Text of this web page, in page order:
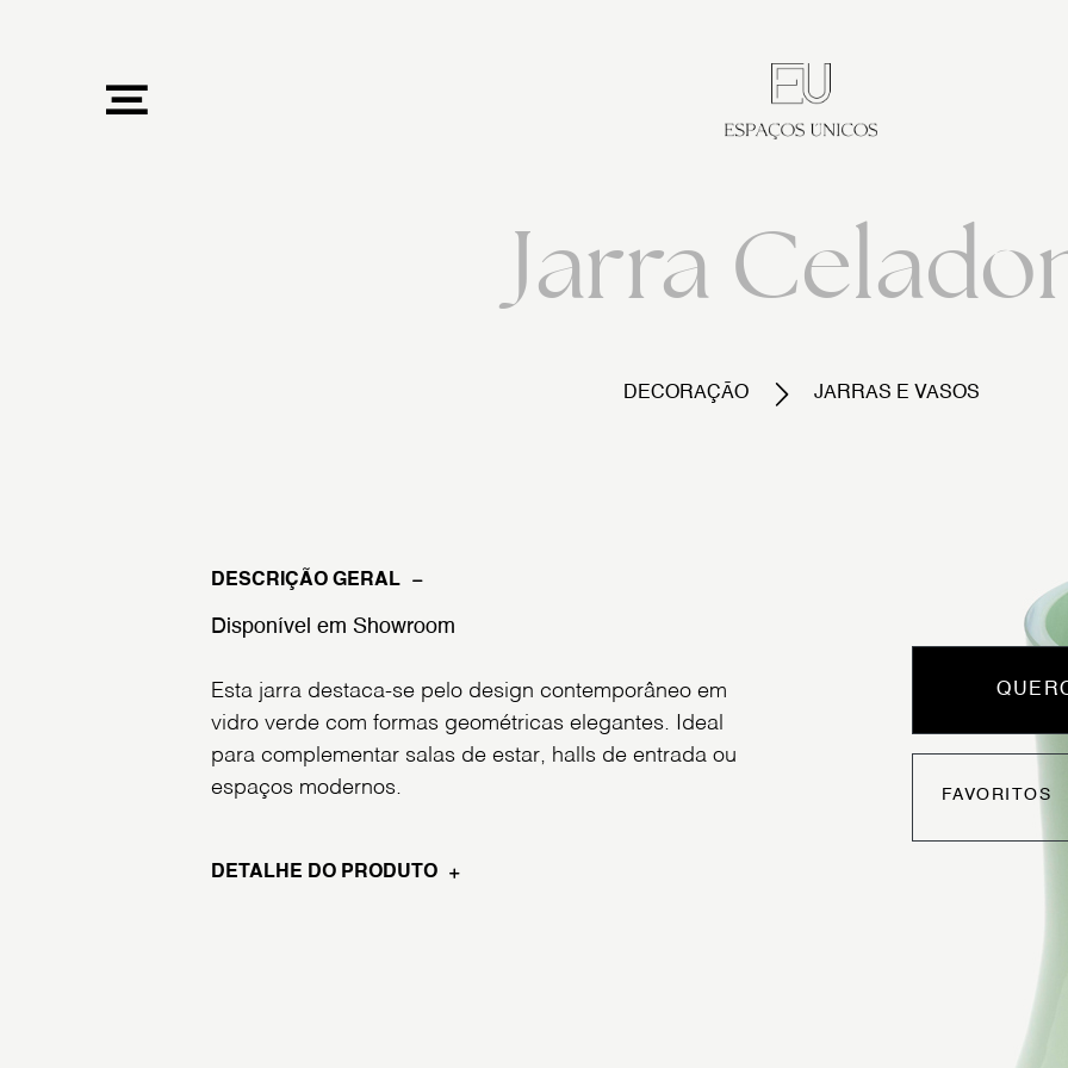
Jarra
DECORAÇÃO JARRAS E VASOS
DESCRIÇÃO GERAL
Disponível em Showroom
Esta jarra destaca-se pelo design contemporâneo em
vidro verde com formas geométricas elegantes. Ideal
para complementar salas de estar, halls de entrada ou
espaços modernos.
DETALHE DO PRODUTO
FAVORITOS